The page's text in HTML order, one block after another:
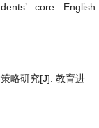
core English
略研究[J]. 教育进